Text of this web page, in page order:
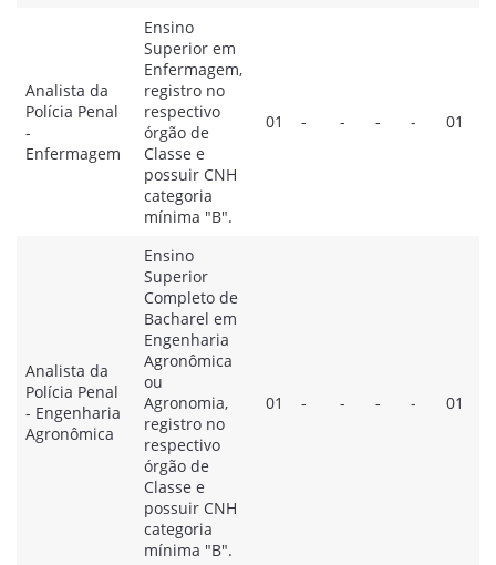
Analista da
Polícia Penal
-
Enfermagem
Ensino
Superior em
Enfermagem,
registro no
respectivo
órgão de
Classe e
possuir CNH
categoria
mínima "B".
01 - - - - 01
Analista da
Polícia Penal
- Engenharia
Agronômica
Ensino
Superior
Completo de
Bacharel em
Engenharia
Agronômica
ou
Agronomia,
registro no
respectivo
órgão de
Classe e
possuir CNH
categoria
mínima "B".
01 - - - - 01